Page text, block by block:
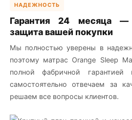
НАДЕЖНОСТЬ
Гарантия 24 месяца —
защита вашей покупки
Мы полностью уверены в
поэтому матрас Orange Sleep
полной фабричной
самостоятельно отвечаем за
решаем все вопросы клиентов.